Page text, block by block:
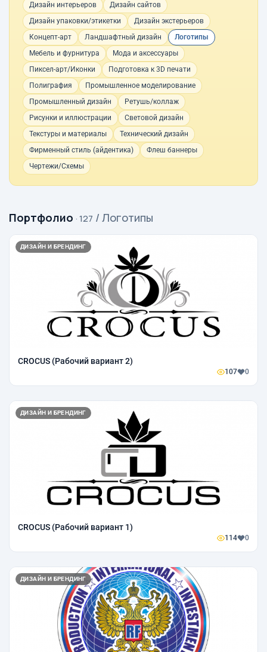
Дизайн интерьеров
Дизайн сайтов
Дизайн упаковки/этикетки
Дизайн экстерьеров
Концепт-арт
Ландшафтный дизайн
Логотипы
Мебель и фурнитура
Мода и аксессуары
Пиксел-арт/Иконки
Подготовка к 3D печати
Полиграфия
Промышленное моделирование
Промышленный дизайн
Ретушь/коллаж
Рисунки и иллюстрации
Световой дизайн
Текстуры и материалы
Технический дизайн
Фирменный стиль (айдентика)
Флеш баннеры
Чертежи/Схемы
Портфолио · 127 / Логотипы
ДИЗАЙН И БРЕНДИНГ
CROCUS (Рабочий вариант 2)
107 0
ДИЗАЙН И БРЕНДИНГ
CROCUS (Рабочий вариант 1)
114 0
ДИЗАЙН И БРЕНДИНГ